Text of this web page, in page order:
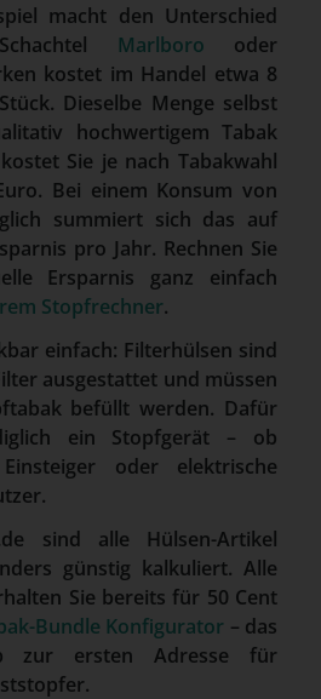
macht den Unterschied
Marlboro oder
kostet im Handel etwa 8
Dieselbe Menge selbst
hochwertigem Tabak
Sie je nach Tabakwahl
Bei einem Konsum von
summiert sich das auf
pro Jahr. Rechnen Sie
Ersparnis ganz einfach
Stopfrechner.
einfach: Filterhülsen sind
ausgestattet und müssen
befüllt werden. Dafür
ein Stopfgerät – ob
oder elektrische
sind alle Hülsen-Artikel
günstig kalkuliert. Alle
Sie bereits für 50 Cent
Bundle Konfigurator – das
zur ersten Adresse für